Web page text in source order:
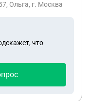
Ольга, г. Москва
что